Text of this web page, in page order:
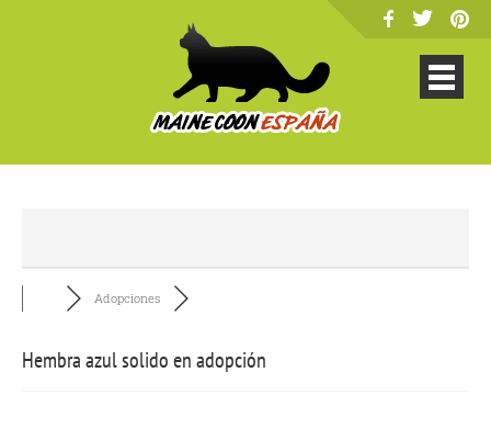
Adopciones
Hembra azul solido en adopción